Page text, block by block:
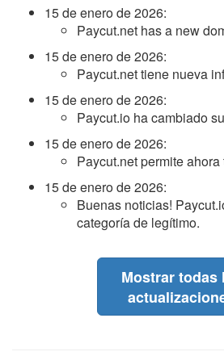
15 de enero de 2026:
Paycut.net has a new
15 de enero de 2026:
Paycut.net tiene nueva
15 de enero de 2026:
Paycut.io ha cambiado
15 de enero de 2026:
Paycut.net permite
15 de enero de 2026:
Buenas noticias!
categoría de legítimo.
Mostrar todas